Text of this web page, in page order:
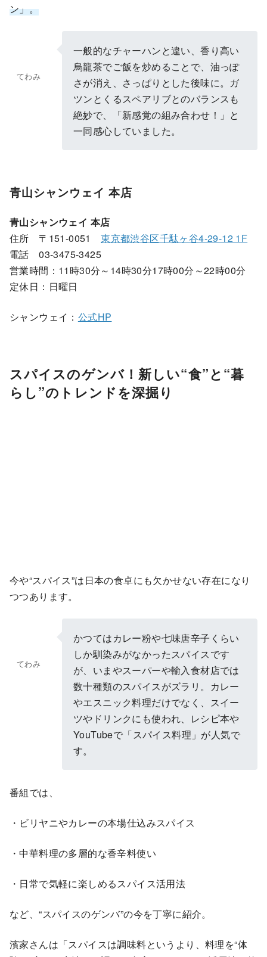
ン」。
てわみ
一般的なチャーハンと違い、香り高い
烏龍茶でご飯を炒めることで、油っぽ
さが消え、さっぱりとした後味に。ガ
ツンとくるスペアリブとのバランスも
絶妙で、「新感覚の組み合わせ！」と
一同感心していました。
青山シャンウェイ 本店
青山シャンウェイ 本店
住所 〒151-0051東京都渋谷区千駄ヶ谷4-29-12 1F
電話 03-3475-3425
営業時間：11時30分～14時30分17時00分～22時00分
定休日：日曜日
シャンウェイ： 公式HP
スパイスのゲンバ！新しい“食”と“暮
らし”のトレンドを深掘り
今や“スパイス”は日本の食卓にも欠かせない存在になり
つつあります。
てわみ
かつてはカレー粉や七味唐辛子くらい
しか馴染みがなかったスパイスです
が、いまやスーパーや輸入食材店では
数十種類のスパイスがズラリ。カレー
やエスニック料理だけでなく、スイー
ツやドリンクにも使われ、レシピ本や
YouTubeで「スパイス料理」が人気で
す。
番組では、
・ビリヤニやカレーの本場仕込みスパイス
・中華料理の多層的な香辛料使い
・日常で気軽に楽しめるスパイス活用法
など、“スパイスのゲンバ”の今を丁寧に紹介。
濱家さんは「スパイスは調味料というより、料理を“体